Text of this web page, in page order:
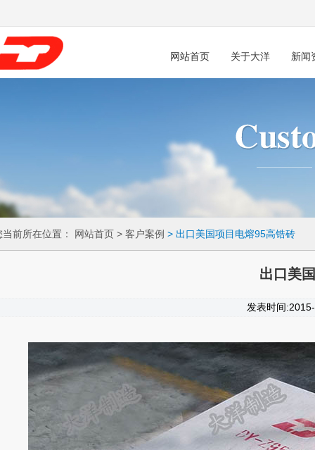
网站首页 关于大洋 新闻
当前所在位置： 网站首页 > 客户案例 > 出口美国项目电熔95高锆砖
出口美
发表时间